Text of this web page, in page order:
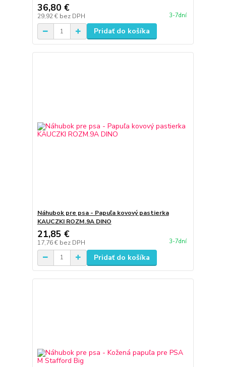
36,80 €
29,92 € bez DPH 3-7dní
Pridať do košíka
Náhubok pre psa - Papuľa kovový pastierka
KAUCZKI ROZM.9A DINO
21,85 €
17,76 € bez DPH 3-7dní
Pridať do košíka